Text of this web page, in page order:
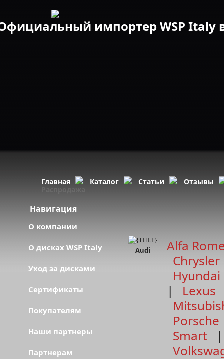
импортер WSP Italy
Главная Каталог Статьи
Отзывы
Распродажа
Audi
Alfa
Chrysler
Hyundai
| Lexus
Porsche
Smart
Навигация
О компании
О дисках WSP Italy
Уход за дисками
Сертификаты
Покупателям
Наши партнеры
Партнерам